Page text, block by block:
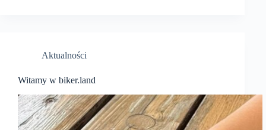
Aktualności
Witamy w biker.land